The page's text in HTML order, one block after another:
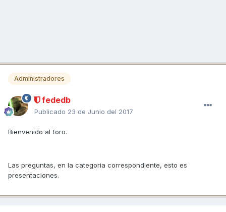
Administradores
fededb
Publicado 23 de Junio del 2017
Bienvenido al foro.
Las preguntas, en la categoria correspondiente, esto es
presentaciones.